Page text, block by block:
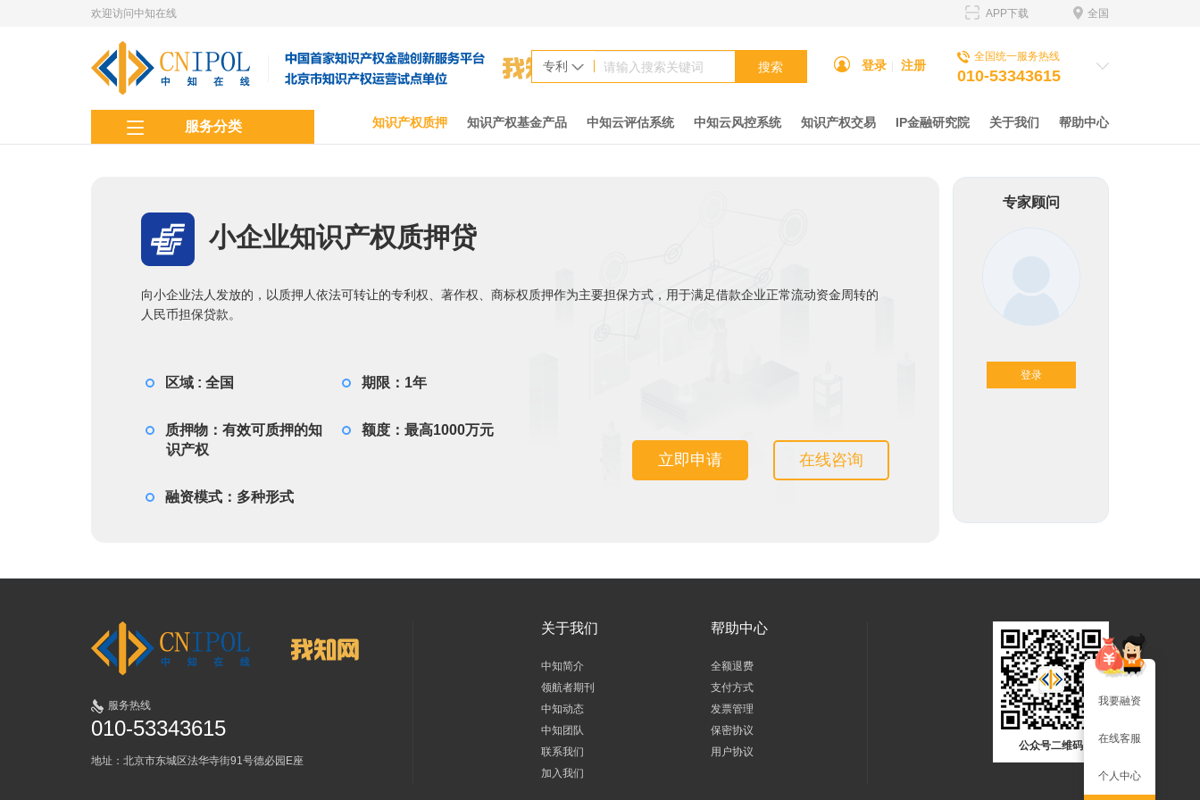
欢迎访问中知在线 全国
APP下载
服务分类 知识产权质押 知识产权基金产品 中知云评估系统 中知云风控系统 知识产权交易 IP金融研究院 关于我们 帮助中心
专利 搜索 登录 注册
全国统一服务热线
010-53343615
专家顾问
登录
小企业知识产权质押贷
向小企业法人发放的，以质押人依法可转让的专利权、著作权、商标权质押作为主要担保方式，用于满足借款企业正常流动资金周转的
人民币担保贷款。
区域 : 全国 期限：1年
质押物：有效可质押的知
识产权
额度：最高1000万元
融资模式：多种形式
立即申请 在线咨询
服务热线
010-53343615
地址：北京市东城区法华寺街91号德必园E座
关于我们
中知简介
领航者期刊
中知动态
中知团队
联系我们
加入我们
帮助中心
全额退费
支付方式
发票管理
保密协议
用户协议
公众号二维码
我要融资
在线客服
个人中心